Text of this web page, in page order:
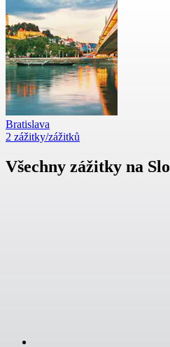
Bratislava
2 zážitky/zážitků
Všechny zážitky na